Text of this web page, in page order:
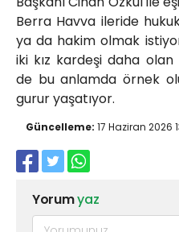
Berra Havva ileride
ya da hakim olmak
iki kız kardeşi daha
de bu anlamda örnek
gurur yaşatıyor.
Güncelleme: 17 Haziran 2026
Yorumyaz